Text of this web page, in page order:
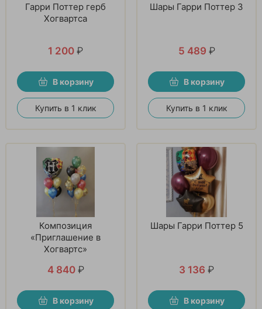
Гарри Поттер герб
Хогвартса
1 200 ₽
В корзину
Купить в 1 клик
Шары Гарри Поттер 3
5 489 ₽
В корзину
Купить в 1 клик
Композиция
«Приглашение в
Хогвартс»
4 840 ₽
В корзину
Шары Гарри Поттер 5
3 136 ₽
В корзину